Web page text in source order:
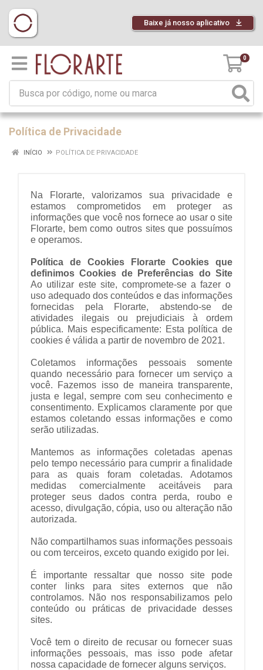
Baixe já nosso aplicativo
0
Política de Privacidade
INÍCIO POLÍTICA DE PRIVACIDADE
Na Florarte, valorizamos sua privacidade e
estamos comprometidos em proteger as
informações que você nos fornece ao usar o site
Florarte, bem como outros sites que possuímos
e operamos.
Política de Cookies Florarte Cookies que
definimos Cookies de Preferências do Site
Ao utilizar este site, compromete-se a fazer o
uso adequado dos conteúdos e das informações
fornecidas pela Florarte, abstendo-se de
atividades ilegais ou prejudiciais à ordem
pública. Mais especificamente: Esta política de
cookies é válida a partir de novembro de 2021.
Coletamos informações pessoais somente
quando necessário para fornecer um serviço a
você. Fazemos isso de maneira transparente,
justa e legal, sempre com seu conhecimento e
consentimento. Explicamos claramente por que
estamos coletando essas informações e como
serão utilizadas.
Mantemos as informações coletadas apenas
pelo tempo necessário para cumprir a finalidade
para as quais foram coletadas. Adotamos
medidas comercialmente aceitáveis ​​para
proteger seus dados contra perda, roubo e
acesso, divulgação, cópia, uso ou alteração não
autorizada.
Não compartilhamos suas informações pessoais
ou com terceiros, exceto quando exigido por lei.
É importante ressaltar que nosso site pode
conter links para sites externos que não
controlamos. Não nos responsabilizamos pelo
conteúdo ou práticas de privacidade desses
sites.
Você tem o direito de recusar ou fornecer suas
informações pessoais, mas isso pode afetar
nossa capacidade de fornecer alguns serviços.